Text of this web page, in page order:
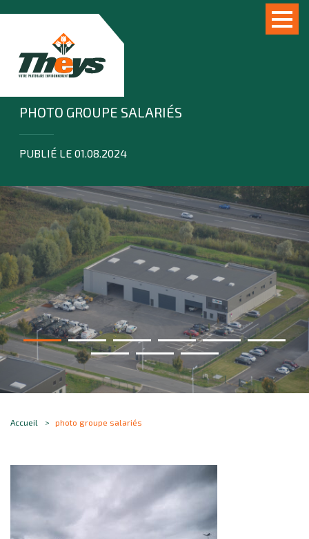
PHOTO GROUPE SALARIÉS
PUBLIÉ LE 01.08.2024
Accueil photo groupe salariés